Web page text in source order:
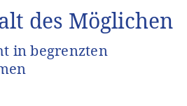
des Möglichen
in begrenzten